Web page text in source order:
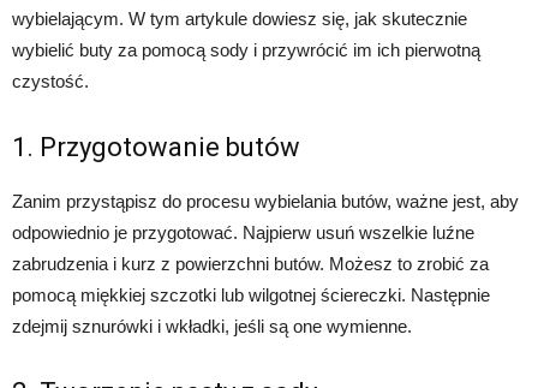
wybielającym. W tym artykule dowiesz się, jak skutecznie
wybielić buty za pomocą sody i przywrócić im ich pierwotną
czystość.
1. Przygotowanie butów
Zanim przystąpisz do procesu wybielania butów, ważne jest, aby
odpowiednio je przygotować. Najpierw usuń wszelkie luźne
zabrudzenia i kurz z powierzchni butów. Możesz to zrobić za
pomocą miękkiej szczotki lub wilgotnej ściereczki. Następnie
zdejmij sznurówki i wkładki, jeśli są one wymienne.